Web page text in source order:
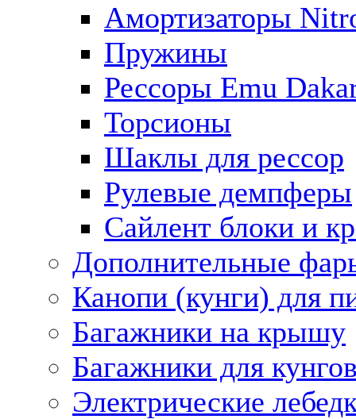
Амортизаторы
Пружины
Рессоры Emu
Торсионы
Шаклы для рессор
Рулевые демпферы
Сайлент блоки и
Дополнительные
Канопи (кунги) для
Багажники на крышу
Багажники для
Электрические